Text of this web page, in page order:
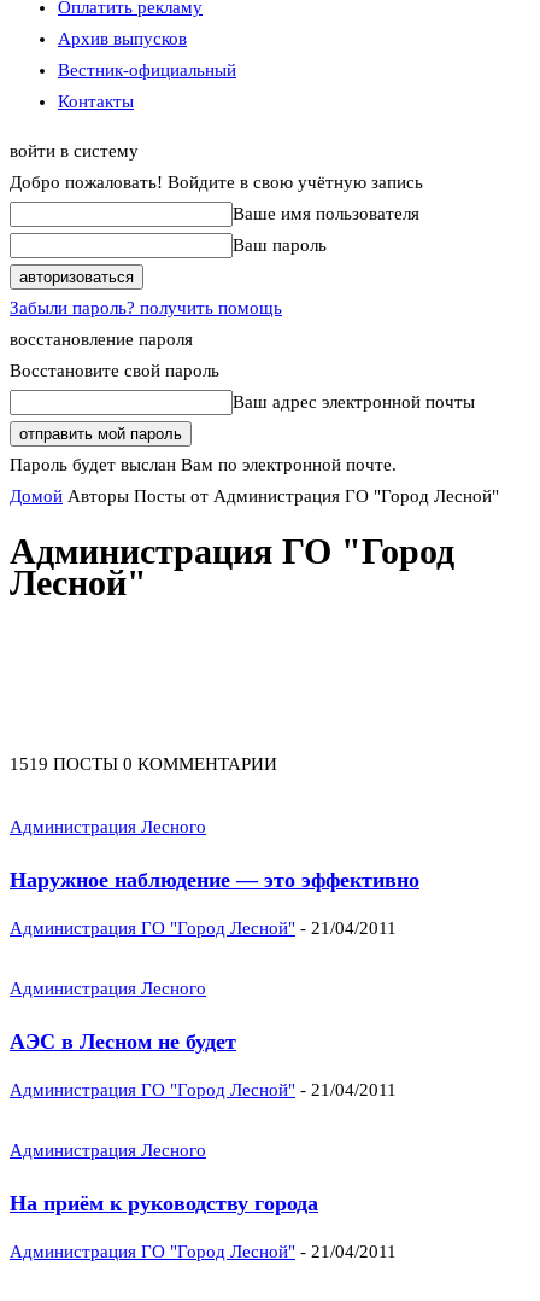
Оплатить рекламу
Архив выпусков
Вестник-официальный
Контакты
войти в систему
Добро пожаловать! Войдите в свою учётную запись
Ваше имя пользователя
Ваш пароль
Забыли пароль? получить помощь
восстановление пароля
Восстановите свой пароль
Ваш адрес электронной почты
Пароль будет выслан Вам по электронной почте.
Домой Авторы Посты от Администрация ГО "Город Лесной"
Администрация ГО "Город
Лесной"
1519 ПОСТЫ 0 КОММЕНТАРИИ
Администрация Лесного
Наружное наблюдение — это эффективно
Администрация ГО "Город Лесной" - 21/04/2011
Администрация Лесного
АЭС в Лесном не будет
Администрация ГО "Город Лесной" - 21/04/2011
Администрация Лесного
На приём к руководству города
Администрация ГО "Город Лесной" - 21/04/2011